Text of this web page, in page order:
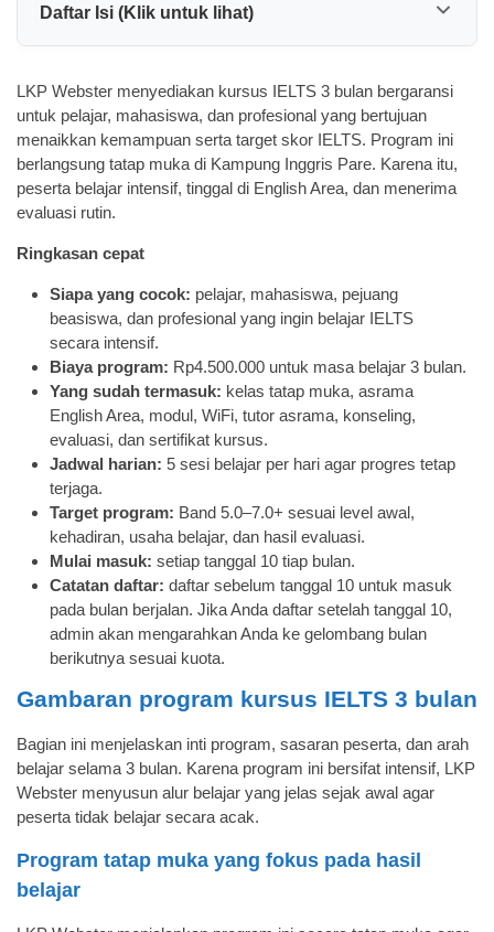
Daftar Isi (Klik untuk lihat)
LKP Webster menyediakan kursus IELTS 3 bulan bergaransi
untuk pelajar, mahasiswa, dan profesional yang bertujuan
menaikkan kemampuan serta target skor IELTS. Program ini
berlangsung tatap muka di Kampung Inggris Pare. Karena itu,
peserta belajar intensif, tinggal di English Area, dan menerima
evaluasi rutin.
Ringkasan cepat
Siapa yang cocok: pelajar, mahasiswa, pejuang
beasiswa, dan profesional yang ingin belajar IELTS
secara intensif.
Biaya program: Rp4.500.000 untuk masa belajar 3 bulan.
Yang sudah termasuk: kelas tatap muka, asrama
English Area, modul, WiFi, tutor asrama, konseling,
evaluasi, dan sertifikat kursus.
Jadwal harian: 5 sesi belajar per hari agar progres tetap
terjaga.
Target program: Band 5.0–7.0+ sesuai level awal,
kehadiran, usaha belajar, dan hasil evaluasi.
Mulai masuk: setiap tanggal 10 tiap bulan.
Catatan daftar: daftar sebelum tanggal 10 untuk masuk
pada bulan berjalan. Jika Anda daftar setelah tanggal 10,
admin akan mengarahkan Anda ke gelombang bulan
berikutnya sesuai kuota.
Gambaran program kursus IELTS 3 bulan
Bagian ini menjelaskan inti program, sasaran peserta, dan arah
belajar selama 3 bulan. Karena program ini bersifat intensif, LKP
Webster menyusun alur belajar yang jelas sejak awal agar
peserta tidak belajar secara acak.
Program tatap muka yang fokus pada hasil
belajar